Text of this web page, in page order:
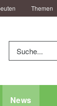
Themen
News